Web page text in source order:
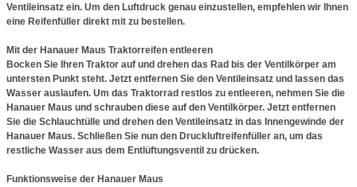
Ventileinsatz ein. Um den Luftdruck genau einzustellen, empfehlen wir Ihnen
eine Reifenfüller direkt mit zu bestellen.
Mit der Hanauer Maus Traktorreifen entleeren
Bocken Sie Ihren Traktor auf und drehen das Rad bis der Ventilkörper am
untersten Punkt steht. Jetzt entfernen Sie den Ventileinsatz und lassen das
Wasser auslaufen. Um das Traktorrad restlos zu entleeren, nehmen Sie die
Hanauer Maus und schrauben diese auf den Ventilkörper. Jetzt entfernen
Sie die Schlauchtülle und drehen den Ventileinsatz in das Innengewinde der
Hanauer Maus. Schließen Sie nun den Druckluftreifenfüller an, um das
restliche Wasser aus dem Entlüftungsventil zu drücken.
Funktionsweise der Hanauer Maus